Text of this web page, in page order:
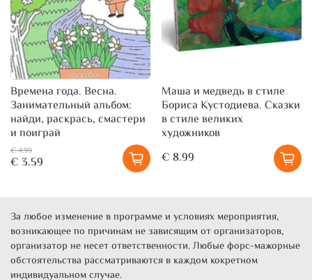
Времена года. Весна.
Занимательный альбом:
найди, раскрась, смастери
и поиграй
€ 4.99
€ 3.59
Маша и медведь в стиле
Бориса Кустодиева. Сказки
в стиле великих
художников
€ 8.99
За любое изменение в программе и условиях мероприятия,
возникающее по причинам не зависящим от организаторов,
организатор не несет ответственности. Любые форс-мажорные
обстоятельства рассматриваются в каждом кокретном
индивидуальном случае.